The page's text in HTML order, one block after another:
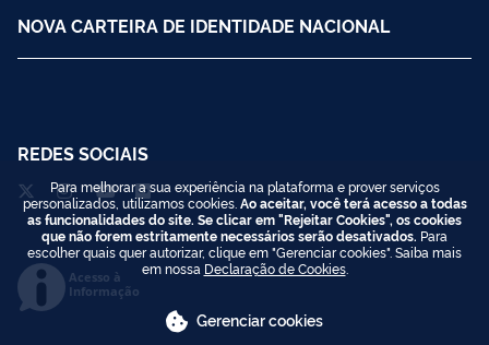
NOVA CARTEIRA DE IDENTIDADE NACIONAL
REDES SOCIAIS
Acesso à
Informação
Para melhorar a sua experiência na plataforma e prover serviços
personalizados, utilizamos cookies. Ao aceitar, você terá acesso a todas
as funcionalidades do site. Se clicar em "Rejeitar Cookies", os cookies
que não forem estritamente necessários serão desativados. Para
escolher quais quer autorizar, clique em "Gerenciar cookies". Saiba mais
em nossa Declaração de Cookies.
Gerenciar cookies